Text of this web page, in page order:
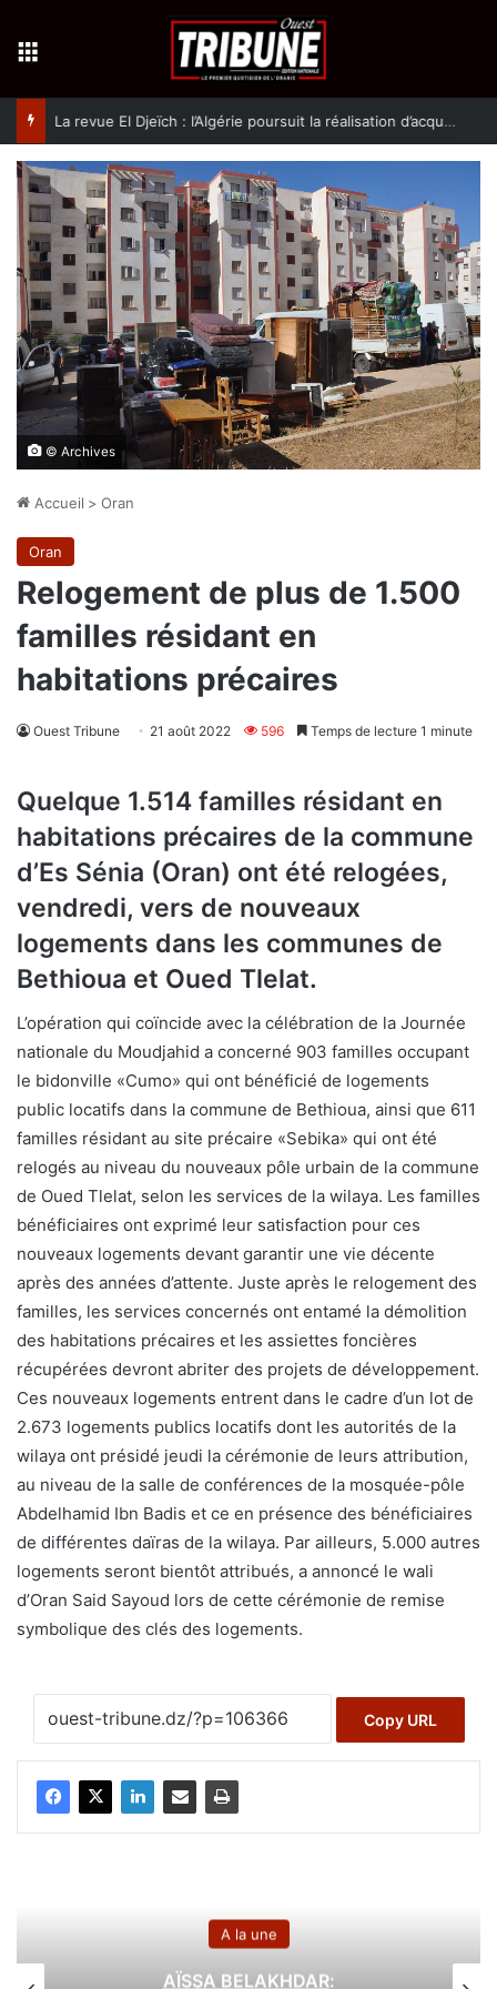
La revue El Djeïch : l’Algérie poursuit la réalisation d’acquis qualitatifs et historiques dans un climat de sécurité et de stabilité
© Archives
Accueil > Oran
Oran
Relogement de plus de 1.500
familles résidant en
habitations précaires
Ouest Tribune 21 août 2022 596 Temps de lecture 1 minute
Quelque 1.514 familles résidant en
habitations précaires de la commune
d’Es Sénia (Oran) ont été relogées,
vendredi, vers de nouveaux
logements dans les communes de
Bethioua et Oued Tlelat.
L’opération qui coïncide avec la célébration de la Journée
nationale du Moudjahid a concerné 903 familles occupant
le bidonville «Cumo» qui ont bénéficié de logements
public locatifs dans la commune de Bethioua, ainsi que 611
familles résidant au site précaire «Sebika» qui ont été
relogés au niveau du nouveaux pôle urbain de la commune
de Oued Tlelat, selon les services de la wilaya. Les familles
bénéficiaires ont exprimé leur satisfaction pour ces
nouveaux logements devant garantir une vie décente
après des années d’attente. Juste après le relogement des
familles, les services concernés ont entamé la démolition
des habitations précaires et les assiettes foncières
récupérées devront abriter des projets de développement.
Ces nouveaux logements entrent dans le cadre d’un lot de
2.673 logements publics locatifs dont les autorités de la
wilaya ont présidé jeudi la cérémonie de leurs attribution,
au niveau de la salle de conférences de la mosquée-pôle
Abdelhamid Ibn Badis et ce en présence des bénéficiaires
de différentes daïras de la wilaya. Par ailleurs, 5.000 autres
logements seront bientôt attribués, a annoncé le wali
d’Oran Said Sayoud lors de cette cérémonie de remise
symbolique des clés des logements.
Copy URL
A la une
AÏSSA BELAKHDAR: